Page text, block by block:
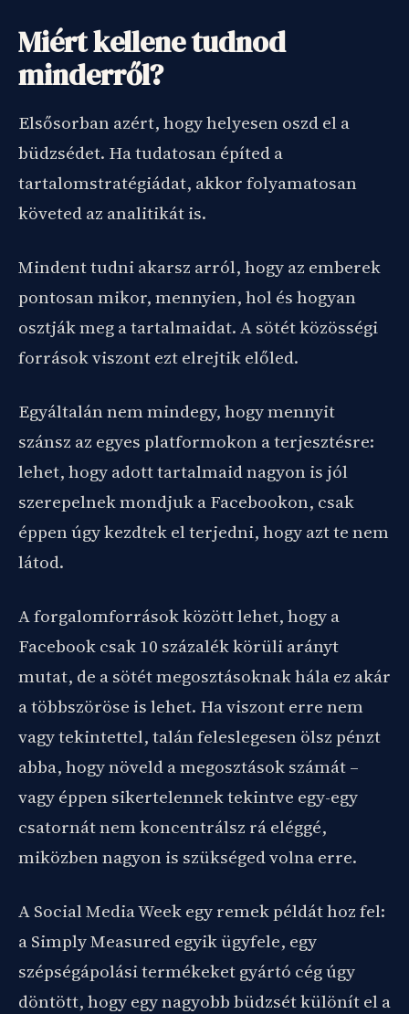
Miért kellene tudnod
minderről?
Elsősorban azért, hogy helyesen oszd el a
büdzsédet. Ha tudatosan építed a
tartalomstratégiádat, akkor folyamatosan
követed az analitikát is.
Mindent tudni akarsz arról, hogy az emberek
pontosan mikor, mennyien, hol és hogyan
osztják meg a tartalmaidat. A sötét közösségi
források viszont ezt elrejtik előled.
Egyáltalán nem mindegy, hogy mennyit
szánsz az egyes platformokon a terjesztésre:
lehet, hogy adott tartalmaid nagyon is jól
szerepelnek mondjuk a Facebookon, csak
éppen úgy kezdtek el terjedni, hogy azt te nem
látod.
A forgalomforrások között lehet, hogy a
Facebook csak 10 százalék körüli arányt
mutat, de a sötét megosztásoknak hála ez akár
a többszöröse is lehet. Ha viszont erre nem
vagy tekintettel, talán feleslegesen ölsz pénzt
abba, hogy növeld a megosztások számát –
vagy éppen sikertelennek tekintve egy-egy
csatornát nem koncentrálsz rá eléggé,
miközben nagyon is szükséged volna erre.
A Social Media Week egy remek példát hoz fel:
a Simply Measured egyik ügyfele, egy
szépségápolási termékeket gyártó cég úgy
döntött, hogy egy nagyobb büdzsét különít el a